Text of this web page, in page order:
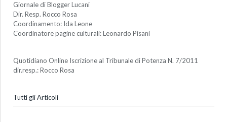
Giornale di Blogger Lucani
Dir. Resp. Rocco Rosa
Coordinamento: Ida Leone
Coordinatore pagine culturali: Leonardo Pisani
Quotidiano Online Iscrizione al Tribunale di Potenza N. 7/2011
dir.resp.: Rocco Rosa
Tutti gli Articoli